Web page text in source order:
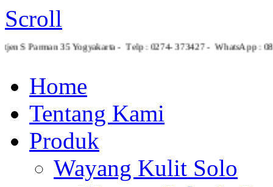
Scroll
S Parman 35 Yogyakarta - Telp : 0274- 373427 - WhatsApp :
Home
Tentang Kami
Produk
Wayang Kulit Solo